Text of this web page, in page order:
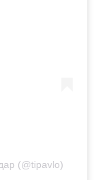
(@tipavlo)